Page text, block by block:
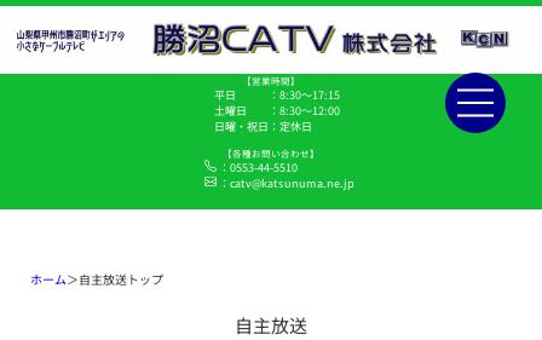
【営業時間】
平日 ：8:30～17:15
土曜日 ：8:30～12:00
日曜・祝日：定休日
【各種お問い合わせ】
：0553-44-5510
：catv@katsunuma.ne.jp
ホーム＞自主放送トップ
自主放送